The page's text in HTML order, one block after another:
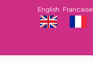
Francaise
English